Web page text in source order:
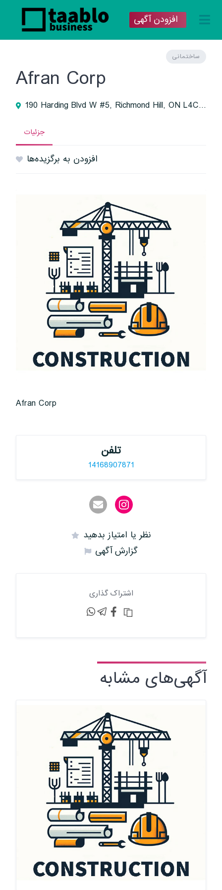
افزودن آگهی
ساختمانی
Afran Corp
190 Harding Blvd W #5, Richmond Hill, ON L4C 0J9, Canada
جزئیات
افزودن به برگزیده‌ها
Afran Corp
تلفن
14168907871
نظر یا امتیاز بدهید
گزارش آگهی
اشتراک گذاری
آگهی‌های مشابه